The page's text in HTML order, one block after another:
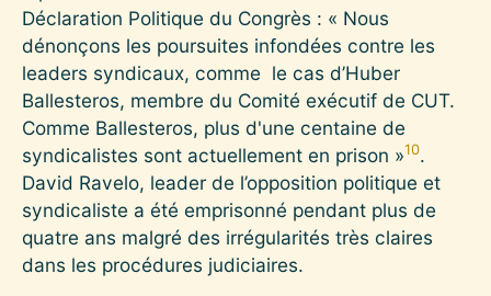
Déclaration Politique du Congrès : « Nous
dénonçons les poursuites infondées contre les
leaders syndicaux, comme le cas d’Huber
Ballesteros, membre du Comité exécutif de CUT.
Comme Ballesteros, plus d'une centaine de
syndicalistes sont actuellement en prison »10.
David Ravelo, leader de l’opposition politique et
syndicaliste a été emprisonné pendant plus de
quatre ans malgré des irrégularités très claires
dans les procédures judiciaires.